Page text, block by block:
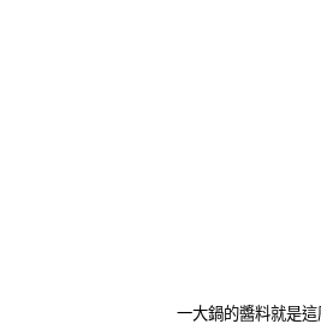
一大鍋的醬料就是這